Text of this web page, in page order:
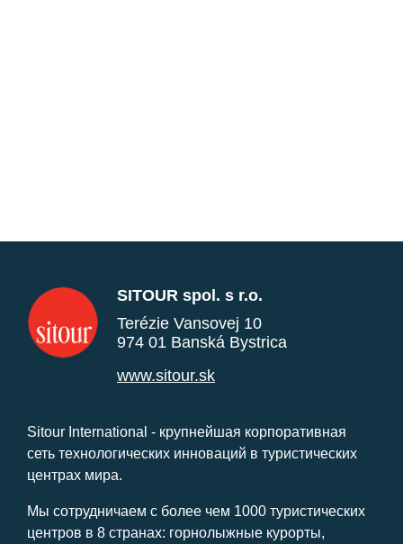
SITOUR spol. s r.o.
Terézie Vansovej 10
974 01 Banská Bystrica
www.sitour.sk
Sitour International - крупнейшая корпоративная
сеть технологических инноваций в туристических
центрах мира.
Мы сотрудничаем с более чем 1000 туристических
центров в 8 странах: горнолыжные курорты,